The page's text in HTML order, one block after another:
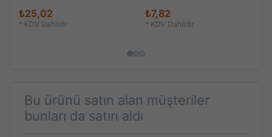
₺25,02
* KDV Dahildir
₺7,82
* KDV Dahildir
Bu ürünü satın alan müşteriler
bunları da satın aldı